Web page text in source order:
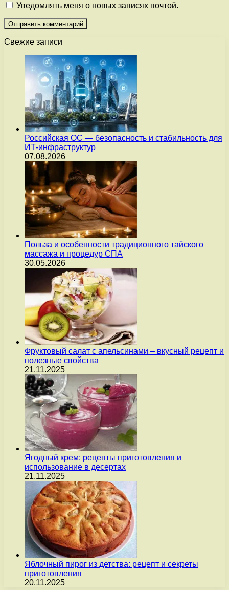
Уведомлять меня о новых записях почтой.
Свежие записи
Российская ОС — безопасность и стабильность для
ИТ-инфраструктур
07.08.2026
Польза и особенности традиционного тайского
массажа и процедур СПА
30.05.2026
Фруктовый салат с апельсинами – вкусный рецепт и
полезные свойства
21.11.2025
Ягодный крем: рецепты приготовления и
использование в десертах
21.11.2025
Яблочный пирог из детства: рецепт и секреты
приготовления
20.11.2025